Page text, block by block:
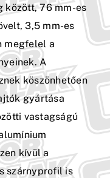
között, 76 mm-es
3,5 mm-es
megfelel a
A
köszönhetően
gyártása
vastagságú
kívül a
szárnyprofil is